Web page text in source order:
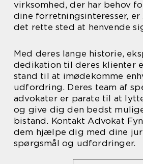
virksomhed, der har behov
dine forretningsinteresser, er
det rette sted at henvende
Med deres lange historie,
dedikation til deres klienter
stand til at imødekomme
udfordring. Deres team af
advokater er parate til at
og give dig den bedst
bistand. Kontakt Advokat
dem hjælpe dig med dine
spørgsmål og udfordringer.